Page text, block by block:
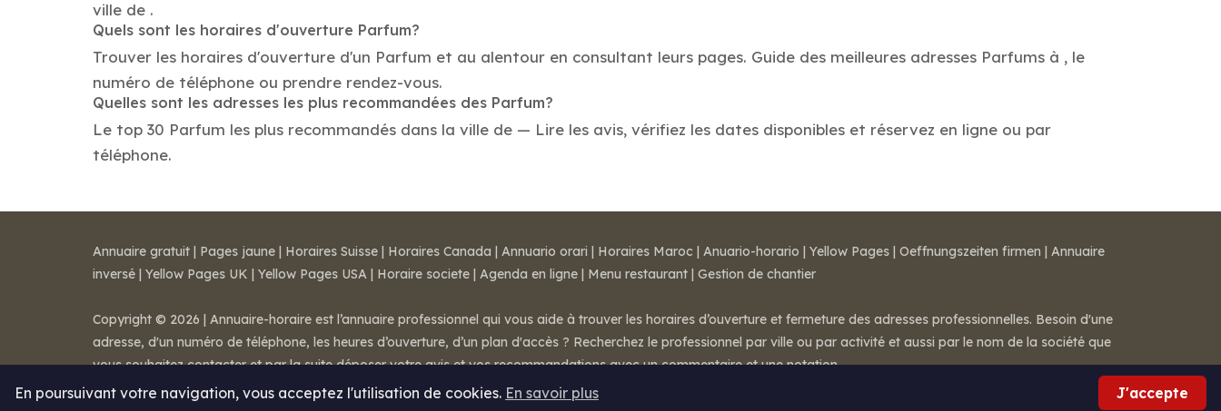
ville de .
Quels sont les horaires d'ouverture Parfum?
Trouver les horaires d'ouverture d'un Parfum et au alentour en consultant leurs pages. Guide des meilleures adresses Parfums à , le
numéro de téléphone ou prendre rendez-vous.
Quelles sont les adresses les plus recommandées des Parfum?
Le top 30 Parfum les plus recommandés dans la ville de — Lire les avis, vérifiez les dates disponibles et réservez en ligne ou par
téléphone.
En poursuivant votre navigation, vous acceptez l'utilisation de cookies. En savoir plus J'accepte
Annuaire gratuit | Pages jaune | Horaires Suisse | Horaires Canada | Annuario orari | Horaires Maroc | Anuario-horario | Yellow Pages | Oeffnungszeiten firmen | Annuaire
inversé | Yellow Pages UK | Yellow Pages USA | Horaire societe | Agenda en ligne | Menu restaurant | Gestion de chantier
Copyright © 2026 | Annuaire-horaire est l’annuaire professionnel qui vous aide à trouver les horaires d’ouverture et fermeture des adresses professionnelles. Besoin d'une
adresse, d'un numéro de téléphone, les heures d’ouverture, d’un plan d'accès ? Recherchez le professionnel par ville ou par activité et aussi par le nom de la société que
vous souhaitez contacter et par la suite déposer votre avis et vos recommandations avec un commentaire et une notation.
Mentions légales-Conditions de ventes- Contact